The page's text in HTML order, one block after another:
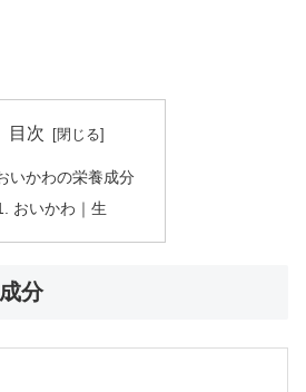
目次
いかわの栄養成分
おいかわ｜生
分